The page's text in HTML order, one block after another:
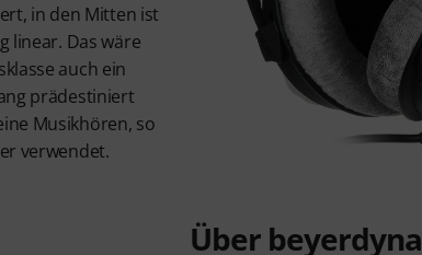
in den Mitten ist
linear. Das wäre
auch ein
prädestiniert
Musikhören, so
verwendet.
Über